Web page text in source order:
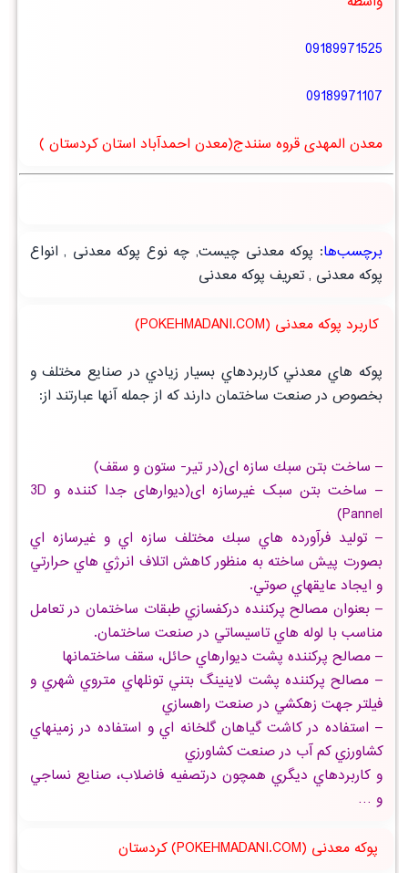
09189971525
09189971107
معدن المهدی قروه سنندج(معدن احمدآباد استان کردستان )
برچسب‌ها: پوکه معدنی چیست, چه نوع پوکه معدنی , انواع
پوکه معدنی ,تعریف پوکه معدنی
کاربرد پوکه معدنی (POKEHMADANI.COM)
پوكه هاي معدني كاربردهاي بسيار زيادي در صنايع مختلف و
بخصوص در صنعت ساختمان دارند كه از جمله آنها عبارتند از:
– ساخت بتن سبك سازه ای(در تیر- ستون و سقف)
– ساخت بتن سبک غیرسازه ای(دیوارهای جدا کننده و 3D
Pannel)
– توليد فرآورده هاي سبك مختلف سازه اي و غيرسازه اي
بصورت پيش ساخته به منظور كاهش اتلاف انرژي هاي حرارتي
و ايجاد عايقهاي صوتي.
– بعنوان مصالح پركننده دركفسازي طبقات ساختمان در تعامل
مناسب با لوله هاي تاسيساتي در صنعت ساختمان.
– مصالح پركننده پشت ديوارهاي حائل، سقف ساختمانها
– مصالح پركننده پشت لاينينگ بتني تونلهاي متروي شهري و
فيلتر جهت زهكشي در صنعت راهسازي
– استفاده در كاشت گياهان گلخانه اي و استفاده در زمينهاي
كشاورزي كم آب در صنعت كشاورزي
و كاربردهاي ديگري همچون درتصفيه فاضلاب، صنايع نساجي
و …
پوکه معدنی (POKEHMADANI.COM) کردستان